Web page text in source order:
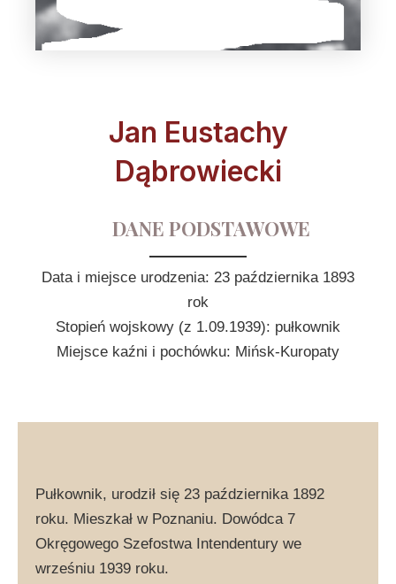
Jan Eustachy
Dąbrowiecki
DANE PODSTAWOWE
Data i miejsce urodzenia: 23 października 1893
rok
Stopień wojskowy (z 1.09.1939): pułkownik
Miejsce kaźni i pochówku: Mińsk-Kuropaty
Pułkownik, urodził się 23 października 1892
roku. Mieszkał w Poznaniu. Dowódca 7
Okręgowego Szefostwa Intendentury we
wrześniu 1939 roku.